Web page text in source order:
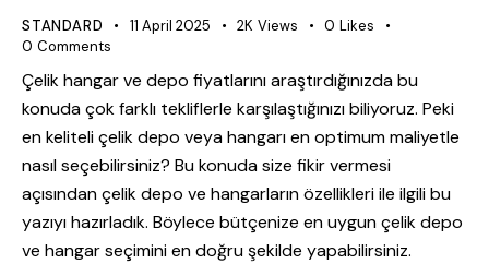
STANDARD 11 April 2025 2K Views 0 Likes
0 Comments
Çelik hangar ve depo fiyatlarını araştırdığınızda bu
konuda çok farklı tekliflerle karşılaştığınızı biliyoruz. Peki
en keliteli çelik depo veya hangarı en optimum maliyetle
nasıl seçebilirsiniz? Bu konuda size fikir vermesi
açısından çelik depo ve hangarların özellikleri ile ilgili bu
yazıyı hazırladık. Böylece bütçenize en uygun çelik depo
ve hangar seçimini en doğru şekilde yapabilirsiniz.